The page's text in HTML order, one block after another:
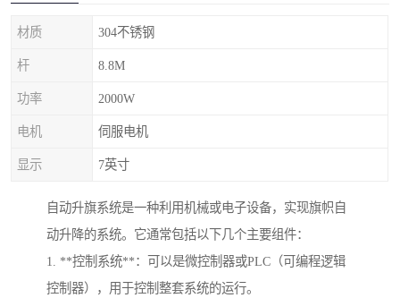
材质 304不锈钢
杆 8.8M
功率 2000W
电机 伺服电机
显示 7英寸
自动升旗系统是一种利用机械或电子设备，实现旗帜自
动升降的系统。它通常包括以下几个主要组件：
1. **控制系统**：可以是微控制器或PLC（可编程逻辑
控制器），用于控制整套系统的运行。